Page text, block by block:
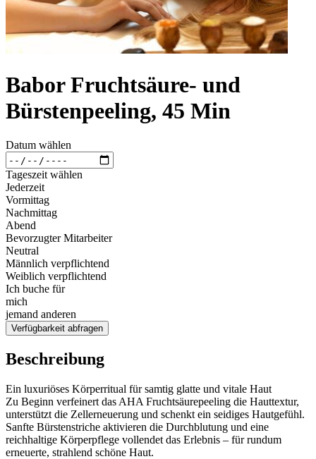
Babor Fruchtsäure- und
Bürstenpeeling, 45 Min
Datum wählen
Tageszeit wählen
Jederzeit
Vormittag
Nachmittag
Abend
Bevorzugter Mitarbeiter
Neutral
Männlich verpflichtend
Weiblich verpflichtend
Ich buche für
mich
jemand anderen
Verfügbarkeit abfragen
Beschreibung
Ein luxuriöses Körperritual für samtig glatte und vitale Haut
Zu Beginn verfeinert das AHA Fruchtsäurepeeling die Hauttextur,
unterstützt die Zellerneuerung und schenkt ein seidiges Hautgefühl.
Sanfte Bürstenstriche aktivieren die Durchblutung und eine
reichhaltige Körperpflege vollendet das Erlebnis – für rundum
erneuerte, strahlend schöne Haut.